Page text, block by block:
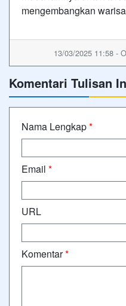
mengembangkan
13/03/2025 11:58 -
Komentari Tulisan
Nama Lengkap*
Email *
URL
Komentar*